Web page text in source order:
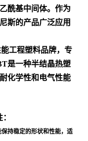
酰基中间体。作为
斯的产品广泛应用
工程塑料品牌，专
是一种半结晶热塑
化学性和电气性能
持稳定的形状和性能，适